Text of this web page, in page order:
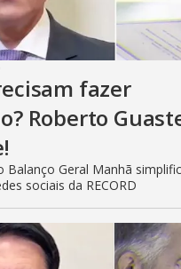
fazer
Roberto
Balanço Geral Manhã
sociais da RECORD